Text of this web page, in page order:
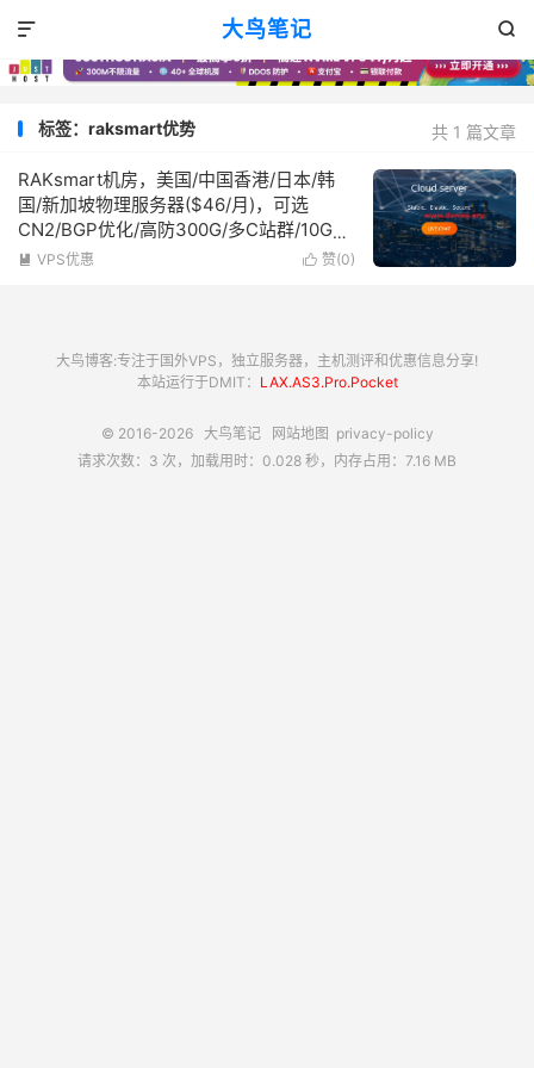
大鸟笔记 

共 1 篇文章
标签：raksmart优势
RAKsmart机房，美国/中国香港/日本/韩
国/新加坡物理服务器($46/月)，可选
CN2/BGP优化/高防300G/多C站群/10G大
带宽
 赞(0)
 VPS优惠
大鸟博客:专注于国外VPS，独立服务器，主机测评和优惠信息分享!
本站运行于DMIT： LAX.AS3.Pro.Pocket
© 2016-2026 大鸟笔记 网站地图 privacy-policy
请求次数：3 次，加载用时：0.028 秒，内存占用：7.16 MB